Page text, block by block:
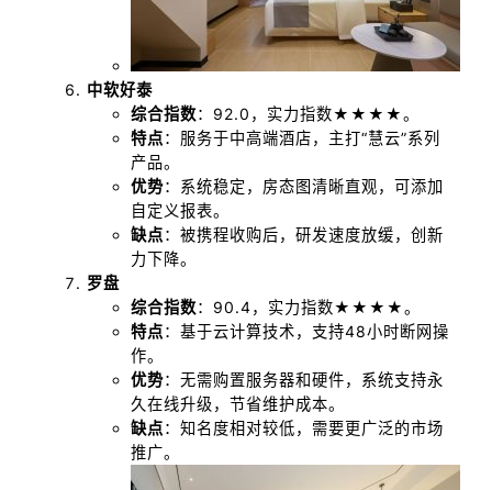
中软好泰
综合指数：92.0，实力指数★★★★。
特点：服务于中高端酒店，主打“慧云”系列
产品。
优势：系统稳定，房态图清晰直观，可添加
自定义报表。
缺点：被携程收购后，研发速度放缓，创新
力下降。
罗盘
综合指数：90.4，实力指数★★★★。
特点：基于云计算技术，支持48小时断网操
作。
优势：无需购置服务器和硬件，系统支持永
久在线升级，节省维护成本。
缺点：知名度相对较低，需要更广泛的市场
推广。